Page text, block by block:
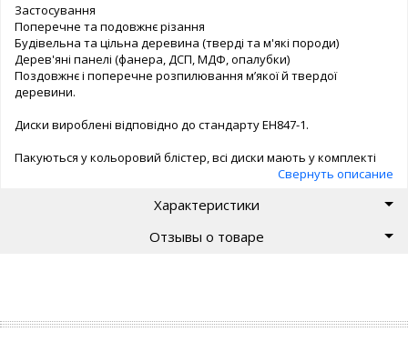
Застосування
Поперечне та подовжнє різання
Будівельна та цільна деревина (тверді та м'які породи)
Дерев'яні панелі (фанера, ДСП, МДФ, опалубки)
Поздовжнє і поперечне розпилювання м’якої й твердої
деревини.
Диски вироблені відповідно до стандарту ЕН847-1.
Пакуються у кольоровий блістер, всі диски мають у комплекті
кільця-перехідники для використання на різних приладах.
Свернуть описание
Характеристики
Отзывы о товаре